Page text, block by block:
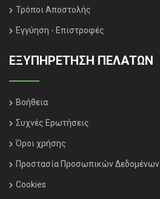
Τρόποι Αποστολής
Εγγύηση - Επιστροφές
ΕΞΥΠΗΡΈΤΗΣΗ ΠΕΛΑΤΏΝ
Βοήθεια
Συχνές Ερωτήσεις
Όροι χρήσης
Προστασία Προσωπικών Δεδομένων
Cookies